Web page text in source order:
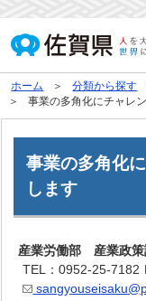
ホーム 分類から探す
事業の多角化にチャレ
事業の多角化
します
産業労働部 産業政策
TEL：0952-25-7182